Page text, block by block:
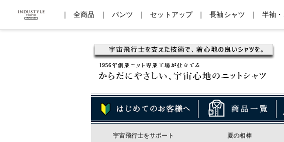
宇宙飛行士をサポート 夏の相棒
｜ 全商品 ｜ パンツ ｜ セットアップ ｜ 長袖シャツ ｜ 半袖